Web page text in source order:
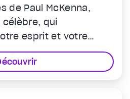
de Paul McKenna,
qui
esprit et votre
du stress.